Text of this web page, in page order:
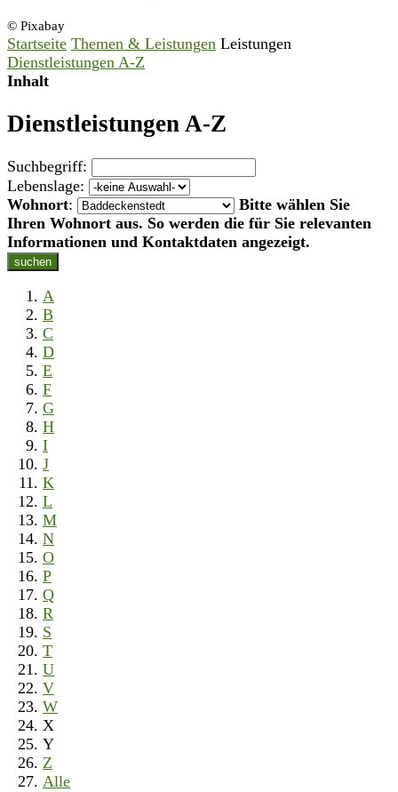
© Pixabay
Startseite Themen & Leistungen Leistungen
Dienstleistungen A-Z
Inhalt
Dienstleistungen A-Z
Suchbegriff:
Lebenslage:
Wohnort:
Bitte wählen Sie
Ihren Wohnort aus. So werden die für Sie relevanten
Informationen und Kontaktdaten angezeigt.
suchen
A
B
C
D
E
F
G
H
I
J
K
L
M
N
O
P
Q
R
S
T
U
V
W
X
Y
Z
Alle